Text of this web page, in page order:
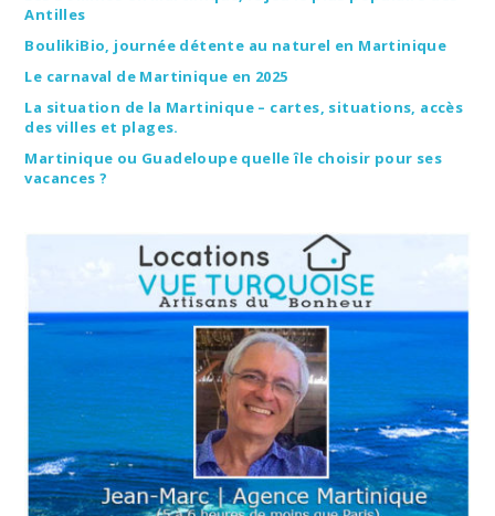
Antilles
BoulikiBio, journée détente au naturel en Martinique
Le carnaval de Martinique en 2025
La situation de la Martinique – cartes, situations, accès
des villes et plages.
Martinique ou Guadeloupe quelle île choisir pour ses
vacances ?